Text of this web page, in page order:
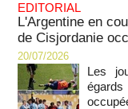
EDITORIAL
L'Argentine en
de Cisjordanie
20/07/2026
Les